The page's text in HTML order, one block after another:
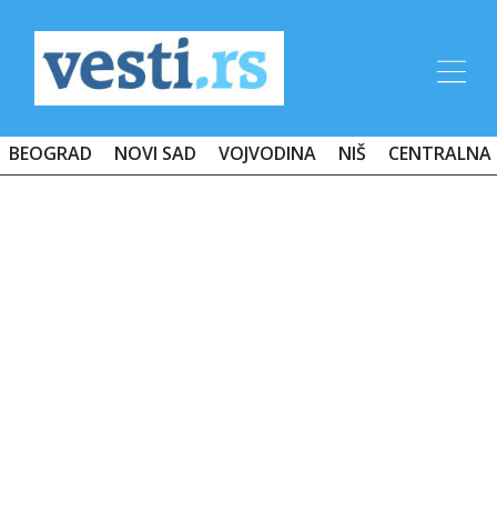
BEOGRAD NOVI SAD VOJVODINA NIŠ CENTRALNA